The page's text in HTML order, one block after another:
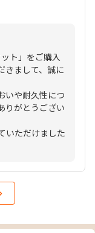
ト」をご購入
きまして、誠に
いや耐久性につ
りがとうござい
いただけました